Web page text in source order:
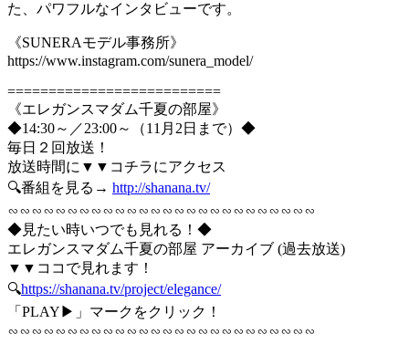
た、パワフルなインタビューです。
《SUNERAモデル事務所》
https://www.instagram.com/sunera_model/
==========================
《エレガンスマダム千夏の部屋》
◆14:30～／23:00～（11月2日まで）◆
毎日２回放送！
放送時間に▼▼コチラにアクセス
🔍番組を見る→ http://shanana.tv/
∽∽∽∽∽∽∽∽∽∽∽∽∽∽∽∽∽∽∽∽∽∽∽∽∽∽
◆見たい時いつでも見れる！◆
エレガンスマダム千夏の部屋 アーカイブ (過去放送)
▼▼ココで見れます！
🔍https://shanana.tv/project/elegance/
「PLAY▶」マークをクリック！
∽∽∽∽∽∽∽∽∽∽∽∽∽∽∽∽∽∽∽∽∽∽∽∽∽∽